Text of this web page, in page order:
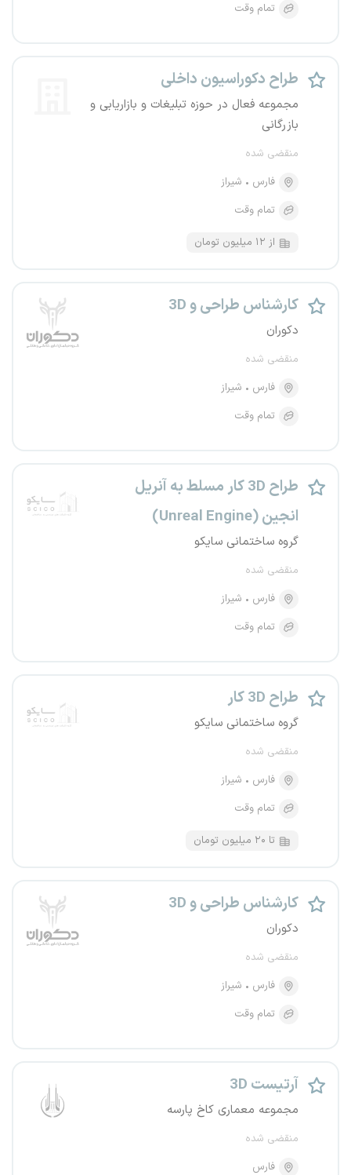
تمام وقت
طراح دکوراسیون داخلی
مجموعه فعال در حوزه تبلیغات و بازاریابی و
بازرگانی
منقضی شده
فارس
شیراز
تمام وقت
از ۱۲ میلیون تومان
کارشناس طراحی و 3D
دکوران
منقضی شده
فارس
شیراز
تمام وقت
طراح 3D کار مسلط به آنریل
انجین (Unreal Engine)
گروه ساختمانی سایکو
منقضی شده
فارس
شیراز
تمام وقت
طراح 3D کار
گروه ساختمانی سایکو
منقضی شده
فارس
شیراز
تمام وقت
تا ۲۰ میلیون تومان
کارشناس طراحی و 3D
دکوران
منقضی شده
فارس
شیراز
تمام وقت
آرتیست 3D
مجموعه معماری کاخ پارسه
منقضی شده
فارس